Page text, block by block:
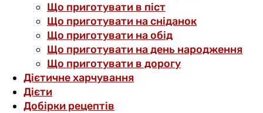
Що приготувати в піст
Що приготувати на сніданок
Що приготувати на обід
Що приготувати на день народження
Що приготувати в дорогу
Дієтичне харчування
Дієти
Добірки рецептів